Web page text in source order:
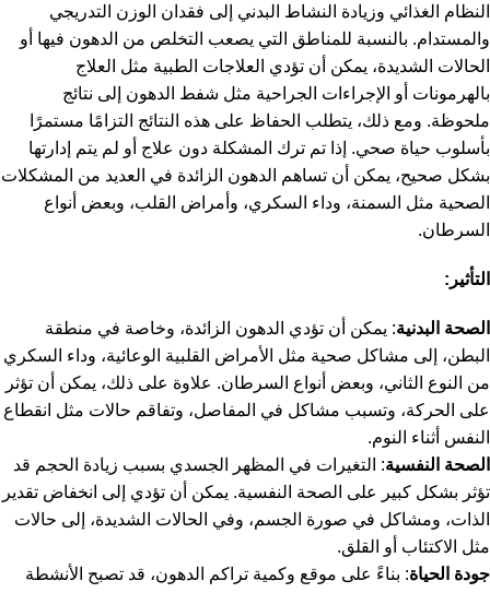
النظام الغذائي وزيادة النشاط البدني إلى فقدان الوزن التدريجي
والمستدام. بالنسبة للمناطق التي يصعب التخلص من الدهون فيها أو
الحالات الشديدة، يمكن أن تؤدي العلاجات الطبية مثل العلاج
بالهرمونات أو الإجراءات الجراحية مثل شفط الدهون إلى نتائج
ملحوظة. ومع ذلك، يتطلب الحفاظ على هذه النتائج التزامًا مستمرًا
بأسلوب حياة صحي. إذا تم ترك المشكلة دون علاج أو لم يتم إدارتها
بشكل صحيح، يمكن أن تساهم الدهون الزائدة في العديد من المشكلات
الصحية مثل السمنة، وداء السكري، وأمراض القلب، وبعض أنواع
السرطان.
التأثير:
الصحة البدنية: يمكن أن تؤدي الدهون الزائدة، وخاصة في منطقة
البطن، إلى مشاكل صحية مثل الأمراض القلبية الوعائية، وداء السكري
من النوع الثاني، وبعض أنواع السرطان. علاوة على ذلك، يمكن أن تؤثر
على الحركة، وتسبب مشاكل في المفاصل، وتفاقم حالات مثل انقطاع
النفس أثناء النوم.
الصحة النفسية: التغيرات في المظهر الجسدي بسبب زيادة الحجم قد
تؤثر بشكل كبير على الصحة النفسية. يمكن أن تؤدي إلى انخفاض تقدير
الذات، ومشاكل في صورة الجسم، وفي الحالات الشديدة، إلى حالات
مثل الاكتئاب أو القلق.
جودة الحياة: بناءً على موقع وكمية تراكم الدهون، قد تصبح الأنشطة